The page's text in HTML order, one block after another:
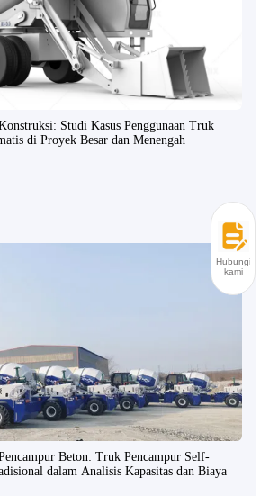
Studi Kasus Penggunaan Truk
di Proyek Besar dan Menengah
Beton: Truk Pencampur Self-
dalam Analisis Kapasitas dan Biaya
Hubungi
kami